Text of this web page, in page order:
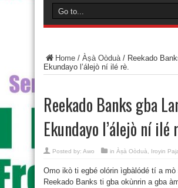
Home / Àṣà Oòduà/ Reekado
Ekundayo l’álejò ní ilé rè.
Reekado Banks gba
Ekundayo l’álejò ní ilé
Posted by: Awo in Àṣà Oòduà Iroyin
Omo ikò ti egbé olórin ìgbàlódé tí a
Reekado Banks ti gba okùnrin a gba